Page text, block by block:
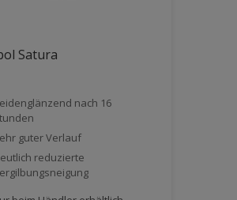
Satura
nach 16
guter Verlauf
reduzierte